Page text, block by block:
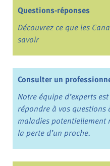
Questions-réponses
Découvrez ce que les
savoir
Consulter un
Notre équipe d’experts
répondre à vos questions
maladies potentiellement
la perte d’un proche.